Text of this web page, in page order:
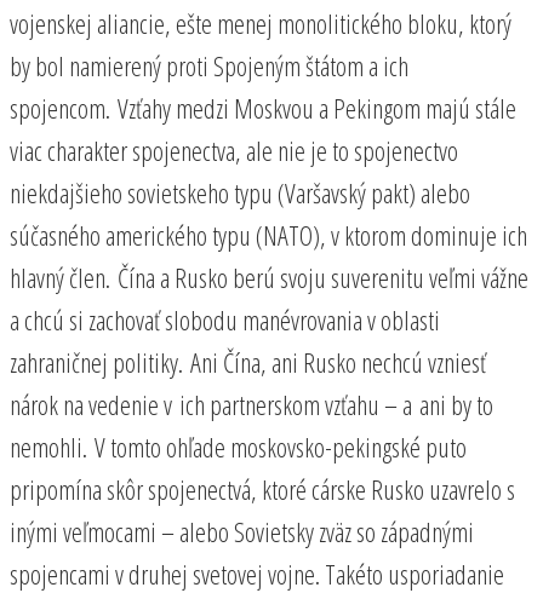
vojenskej aliancie, ešte menej monolitického bloku, ktorý
by bol namierený proti Spojeným štátom a ich
spojencom. Vzťahy medzi Moskvou a Pekingom majú stále
viac charakter spojenectva, ale nie je to spojenectvo
niekdajšieho sovietskeho typu (Varšavský pakt) alebo
súčasného amerického typu (NATO), v ktorom dominuje ich
hlavný člen. Čína a Rusko berú svoju suverenitu veľmi vážne
a chcú si zachovať slobodu manévrovania v oblasti
zahraničnej politiky. Ani Čína, ani Rusko nechcú vzniesť
nárok na vedenie v ich partnerskom vzťahu – a ani by to
nemohli. V tomto ohľade moskovsko-pekingské puto
pripomína skôr spojenectvá, ktoré cárske Rusko uzavrelo s
inými veľmocami – alebo Sovietsky zväz so západnými
spojencami v druhej svetovej vojne. Takéto usporiadanie